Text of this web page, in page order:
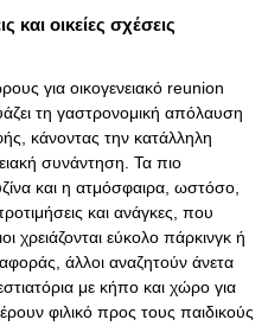
και οικείες σχέσεις
για οικογενειακό reunion
τη γαστρονομική απόλαυση
κάνοντας την κατάλληλη
συνάντηση. Τα πιο
και η ατμόσφαιρα, ωστόσο,
και ανάγκες, που
χρειάζονται εύκολο πάρκινγκ ή
άλλοι αναζητούν άνετα
με κήπο και χώρο για
φιλικό προς τους παιδικούς